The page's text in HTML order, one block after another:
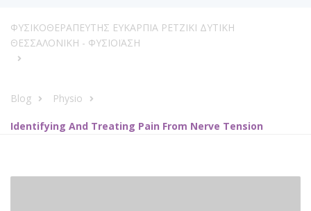
ΦΥΣΙΚΟΘΕΡΑΠΕΥΤΗΣ ΕΥΚΑΡΠΙΑ ΡΕΤΖΙΚΙ ΔΥΤΙΚΗ
ΘΕΣΣΑΛΟΝΙΚΗ - ΦΥΣΙΟΪΑΣΗ
Blog Physio
Identifying And Treating Pain From Nerve Tension